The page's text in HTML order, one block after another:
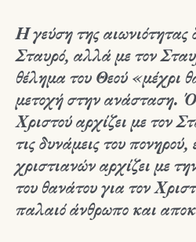
Η γεύση της αιωνιότητας
Σταυρό, αλλά με τον
θέλημα του Θεού «μέχρι
μετοχή στην ανάσταση.
Χριστού αρχίζει με τον
τις δυνάμεις του
χριστιανών αρχίζει με
του θανάτου για τον
παλαιό άνθρωπο και